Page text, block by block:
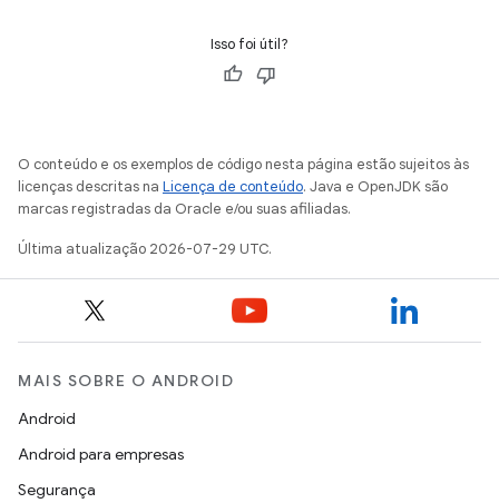
Isso foi útil?
O conteúdo e os exemplos de código nesta página estão sujeitos às
licenças descritas na Licença de conteúdo. Java e OpenJDK são
marcas registradas da Oracle e/ou suas afiliadas.
Última atualização 2026-07-29 UTC.
MAIS SOBRE O ANDROID
Android
Android para empresas
Segurança